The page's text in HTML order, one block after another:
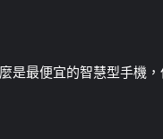
是最便宜的智慧型手機